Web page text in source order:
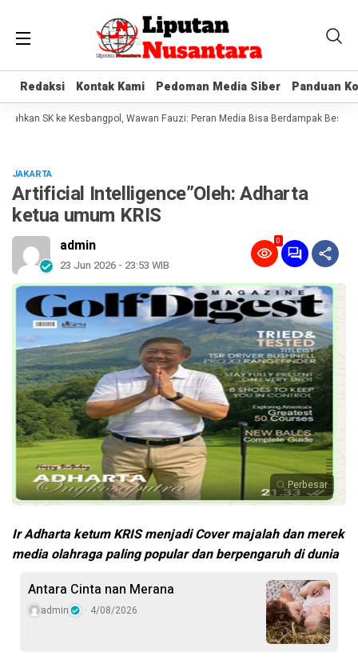
Redaksi Kontak Kami Pedoman Media Siber Panduan
Redaksi Kontak Kami Pedoman Media Siber Panduan
SK ke Kesbangpol, Wawan Fauzi: Peran Media Bisa Berdampak Besar
JAKARTA
Artificial Intelligence”Oleh: Adharta
ketua umum KRIS
admin
23 Jun 2026 - 23:53 WIB
0
Perbesar
Ir Adharta ketum KRIS menjadi Cover majalah dan merek
media olahraga paling popular dan berpengaruh di dunia
Antara Cinta nan Merana
admin 4/08/2026